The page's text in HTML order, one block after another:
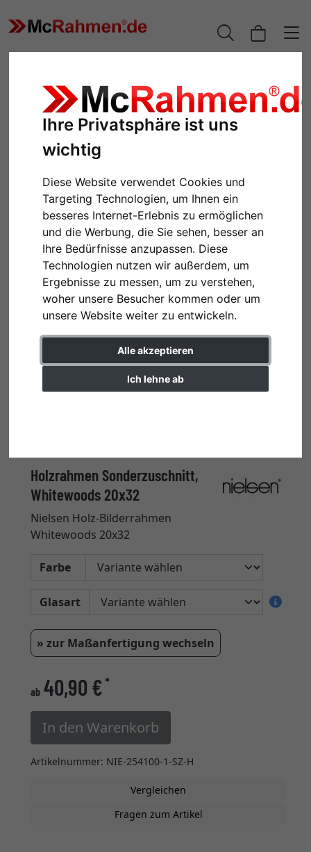
Ihre Privatsphäre ist uns
wichtig
Diese Website verwendet Cookies und
Targeting Technologien, um Ihnen ein
besseres Internet-Erlebnis zu ermöglichen
und die Werbung, die Sie sehen, besser an
Ihre Bedürfnisse anzupassen. Diese
Technologien nutzen wir außerdem, um
Ergebnisse zu messen, um zu verstehen,
woher unsere Besucher kommen oder um
unsere Website weiter zu entwickeln.
Alle akzeptieren
Ich lehne ab
Zurück
Holzrahmen Sonderzuschnitt,
Whitewoods 20x32
Nielsen Holz-Bilderrahmen
Whitewoods 20x32
Farbe
Glasart
» zur Maßanfertigung wechseln
ab 40,90 €*
In den Warenkorb
Artikelnummer: NIE-254100-1-SZ-H
Vergleichen
Fragen zum Artikel